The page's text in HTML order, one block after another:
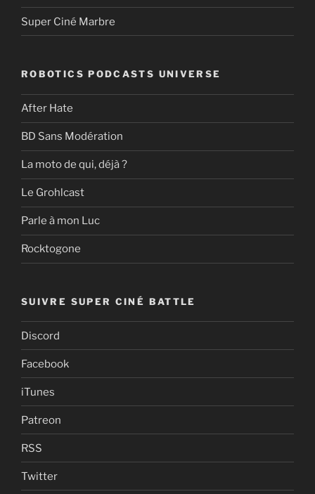
Super Ciné Marbre
ROBOTICS PODCASTS UNIVERSE
After Hate
BD Sans Modération
La moto de qui, déjà ?
Le Grohlcast
Parle à mon Luc
Rocktogone
SUIVRE SUPER CINÉ BATTLE
Discord
Facebook
iTunes
Patreon
RSS
Twitter